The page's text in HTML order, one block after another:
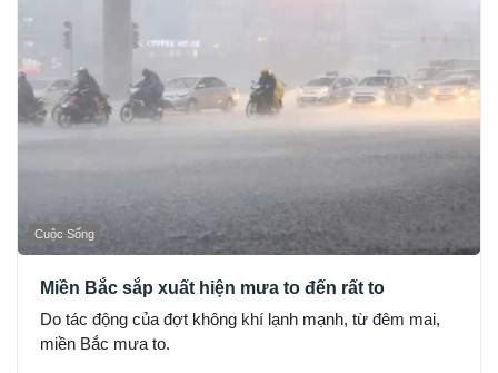
Cuộc Sống
Miền Bắc sắp xuất hiện mưa to đến rất to
Do tác động của đợt không khí lạnh mạnh, từ đêm mai,
miền Bắc mưa to.